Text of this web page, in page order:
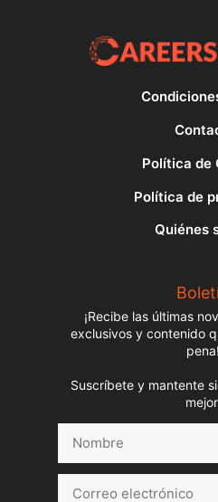
Política de
Política de
Quiénes
¡Recibe las últimas
exclusivos y contenido
pena!
Suscríbete y mantente